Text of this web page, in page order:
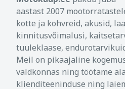
aastast 2007
kotte ja kohvreid, akusid,
kinnitusvõimalusi,
tuuleklaase,
Meil on pikaajaline
valdkonnas ning töötame
klienditeeninduse ning